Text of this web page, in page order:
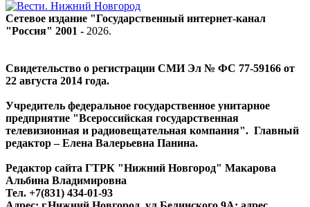
Сетевое издание "Государственный интернет-канал
"Россия" 2001 - 2026.
Свидетельство о регистрации СМИ Эл № ФС 77-59166 от
22 августа 2014 года.
Учредитель федеральное государственное унитарное
предприятие "Всероссийская государственная
телевизионная и радиовещательная компания". Главный
редактор – Елена Валерьевна Панина.
Редактор сайта ГТРК "Нижний Новгород" Макарова
Альбина Владимировна
Тел. +7(831) 434-01-93